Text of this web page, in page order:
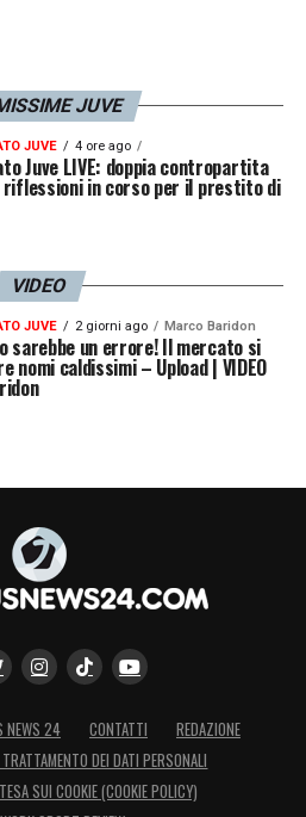
JUVE
JUVE 4 ore ago
Juve LIVE: doppia contropartita
riflessioni in corso per il prestito di
VIDEO
JUVE 2 giorni ago Marco Baridon
sarebbe un errore! Il mercato si
nomi caldissimi – Upload | VIDEO
NEWS 24 CONTATTI
REDAZIONE
DEI DATI PERSONALI
SUI COOKIE (COOKIE POLICY)